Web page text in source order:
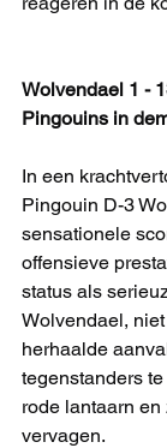
Wolvendael 1 -
Pingouins in
In een
Pingouin D-3
sensationele
offensieve
status als
Wolvendael,
herhaalde
tegenstanders
rode lantaarn
vervagen.